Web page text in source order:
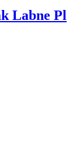
Labne Pl